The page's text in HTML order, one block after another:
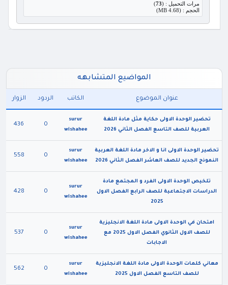
مرات التحميل : (73
)
الحجم : (4.68 MB)
المواضيع المتشابهه
عنوان الموضوع الكاتب الردود الزوار
تحضير الوحدة الاولى حكاية مثل مادة اللغة
العربية للصف التاسع الفصل الثاني 2026
surur
wishahee
0
436
تحضير الوحدة الاولى انا و الاخر مادة اللغة العربية
النموذج الجديد للصف العاشر الفصل الثاني 2026
surur
wishahee
0
558
تلخيص الوحدة الاولى الفرد و المجتمع مادة
الدراسات الاجتماعية للصف الرابع الفصل الاول
2025
surur
wishahee
0
428
امتحان في الوحدة الاولى مادة اللغة الانجليزية
للصف الاول الثانوي الفصل الاول 2025 مع
الاجابات
surur
wishahee
0
537
معاني كلمات الوحدة الاولى مادة اللغة الانجليزية
للصف التاسع الفصل الاول 2025
surur
wishahee
0
562